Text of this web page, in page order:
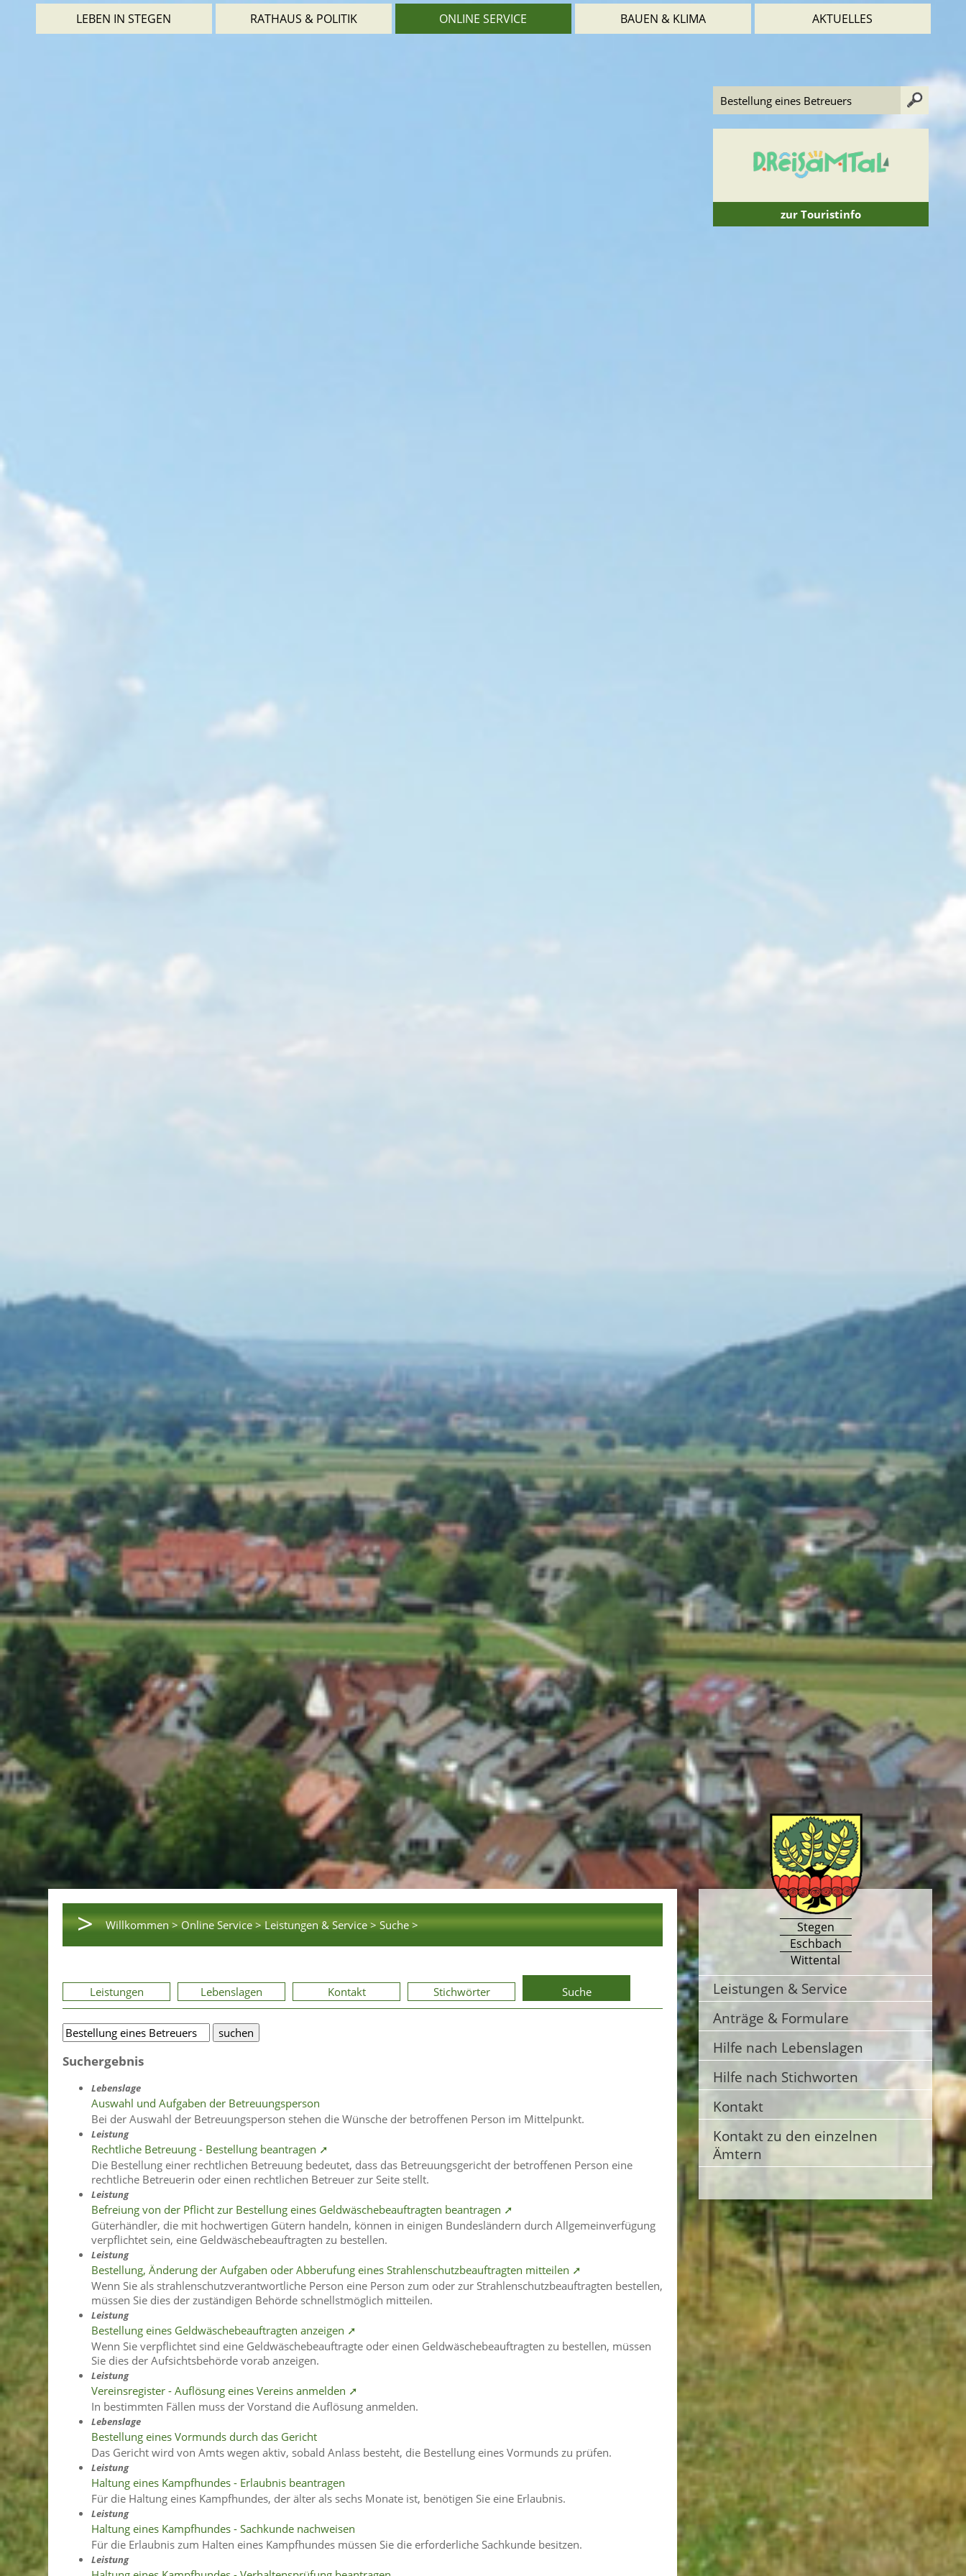
LEBEN IN STEGEN RATHAUS & POLITIK ONLINE SERVICE BAUEN & KLIMA AKTUELLES
zur Touristinfo
> Willkommen > Online Service > Leistungen & Service > Suche >
Leistungen Lebenslagen Kontakt Stichwörter Suche
Suchergebnis
Lebenslage
Auswahl und Aufgaben der Betreuungsperson
Bei der Auswahl der Betreuungsperson stehen die Wünsche der betroffenen Person im Mittelpunkt.
Leistung
Rechtliche Betreuung - Bestellung beantragen ➚
Die Bestellung einer rechtlichen Betreuung bedeutet, dass das Betreuungsgericht der betroffenen Person eine
rechtliche Betreuerin oder einen rechtlichen Betreuer zur Seite stellt.
Leistung
Befreiung von der Pflicht zur Bestellung eines Geldwäschebeauftragten beantragen ➚
Güterhändler, die mit hochwertigen Gütern handeln, können in einigen Bundesländern durch Allgemeinverfügung
verpflichtet sein, eine Geldwäschebeauftragten zu bestellen.
Leistung
Bestellung, Änderung der Aufgaben oder Abberufung eines Strahlenschutzbeauftragten mitteilen ➚
Wenn Sie als strahlenschutzverantwortliche Person eine Person zum oder zur Strahlenschutzbeauftragten bestellen,
müssen Sie dies der zuständigen Behörde schnellstmöglich mitteilen.
Leistung
Bestellung eines Geldwäschebeauftragten anzeigen ➚
Wenn Sie verpflichtet sind eine Geldwäschebeauftragte oder einen Geldwäschebeauftragten zu bestellen, müssen
Sie dies der Aufsichtsbehörde vorab anzeigen.
Leistung
Vereinsregister - Auflösung eines Vereins anmelden ➚
In bestimmten Fällen muss der Vorstand die Auflösung anmelden.
Lebenslage
Bestellung eines Vormunds durch das Gericht
Das Gericht wird von Amts wegen aktiv, sobald Anlass besteht, die Bestellung eines Vormunds zu prüfen.
Leistung
Haltung eines Kampfhundes - Erlaubnis beantragen
Für die Haltung eines Kampfhundes, der älter als sechs Monate ist, benötigen Sie eine Erlaubnis.
Leistung
Haltung eines Kampfhundes - Sachkunde nachweisen
Für die Erlaubnis zum Halten eines Kampfhundes müssen Sie die erforderliche Sachkunde besitzen.
Leistung
Stegen
Eschbach
Wittental
Leistungen & Service
Anträge & Formulare
Hilfe nach Lebenslagen
Hilfe nach Stichworten
Kontakt
Kontakt zu den einzelnen
Ämtern